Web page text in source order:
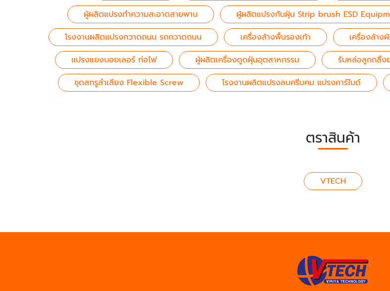
ผู้ผลิตแปรงทำความสะอาดสายพาน
ผู้ผลิตแปรงกันฝุ่น Strip brush ESD
โรงงานผลิตแปรงกวาดถนน รถกวาดถนน
เครื่องล้างพื้นรองเท้า เครื่องล้าง
แปรงแยงบอยเลอร์ ท่อไฟ
ผู้ผลิตเครื่องดูดฝุ่นอุตสาหกรรม รับหล่อลูกกลิ้ง
ชุดสกรูลำเลียง Flexible Screw
โรงงานผลิตแปรงลบครีบคม แปรงคาร์ไบด์
ตราสินค้า
VTECH